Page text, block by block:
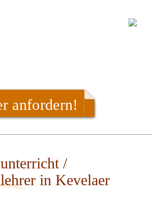
anfordern!
/
in Kevelaer